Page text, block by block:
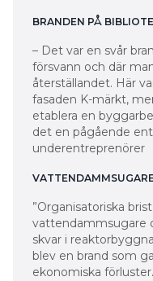
BRANDEN PÅ
– Det var en svår
försvann och där
återställandet. Här
fasaden K-märkt,
etablera en
det en pågående
underentreprenörer
”Organisatoriska
vattendammsugare
skvar i
blev en brand som
ekonomiska förluster.